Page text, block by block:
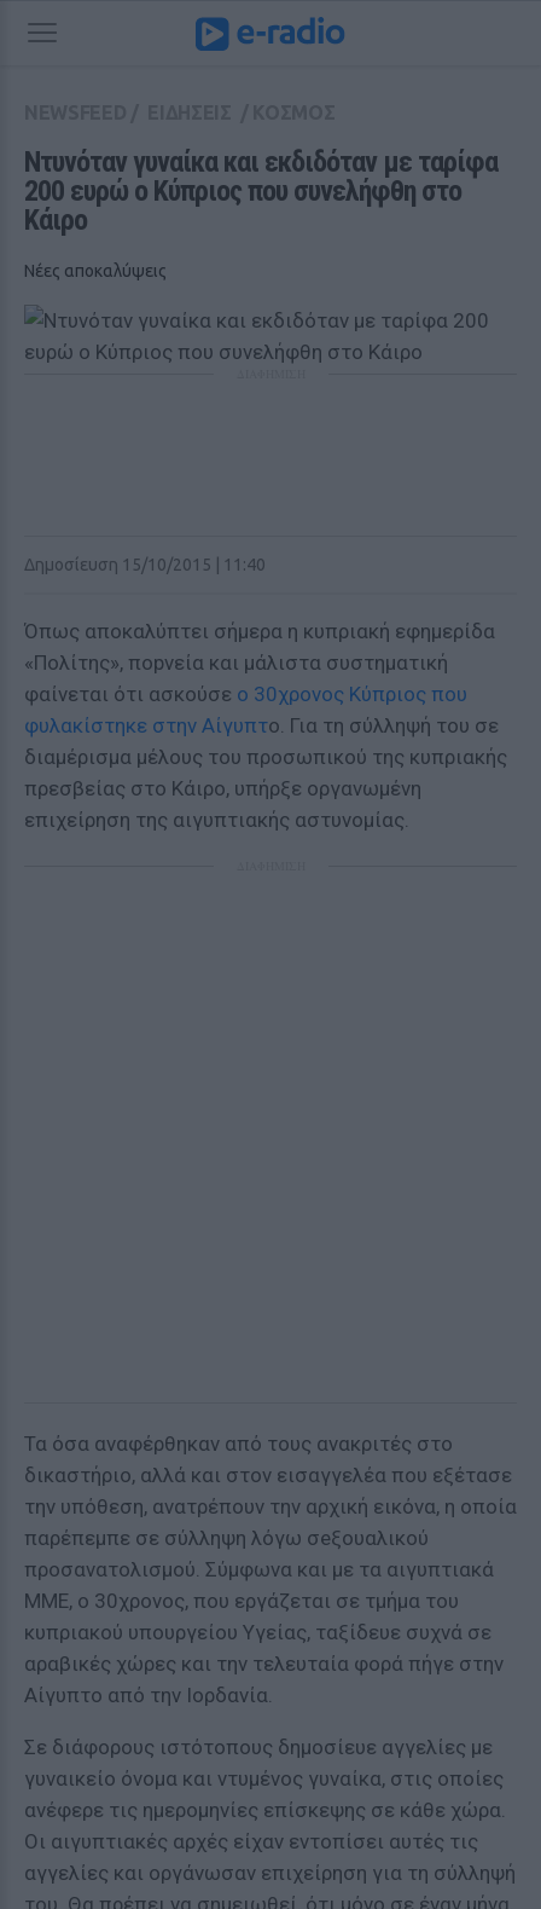
Ντυνόταν γυναίκα και εκδιδόταν με ταρίφα
200 ευρώ ο Κύπριος που συνελήφθη στο
Κάιρο
Νέες αποκαλύψεις
Δημοσίευση 15/10/2015 | 11:40
Όπως αποκαλύπτει σήμερα η κυπριακή εφημερίδα
«Πολίτης», ποpvεία και μάλιστα συστηματική
φαίνεται ότι ασκούσε ο 30χρονος Κύπριος που
φυλακίστηκε στην Αίγυπτο. Για τη σύλληψή του σε
διαμέρισμα μέλους του προσωπικού της κυπριακής
πρεσβείας στο Κάιρο, υπήρξε οργανωμένη
επιχείρηση της αιγυπτιακής αστυνομίας.
Τα όσα αναφέρθηκαν από τους ανακριτές στο
δικαστήριο, αλλά και στον εισαγγελέα που εξέτασε
την υπόθεση, ανατρέπουν την αρχική εικόνα, η οποία
παρέπεμπε σε σύλληψη λόγω σeξουαλικού
προσανατολισμού. Σύμφωνα και με τα αιγυπτιακά
ΜΜΕ, ο 30χρονος, που εργάζεται σε τμήμα του
κυπριακού υπουργείου Υγείας, ταξίδευε συχνά σε
αραβικές χώρες και την τελευταία φορά πήγε στην
Αίγυπτο από την Ιορδανία.
Σε διάφορους ιστότοπους δημοσίευε αγγελίες με
γυναικείο όνομα και ντυμένος γυναίκα, στις οποίες
ανέφερε τις ημερομηνίες επίσκεψης σε κάθε χώρα.
Οι αιγυπτιακές αρχές είχαν εντοπίσει αυτές τις
αγγελίες και οργάνωσαν επιχείρηση για τη σύλληψή
του. Θα πρέπει να σημειωθεί, ότι μόνο σε έναν μήνα,